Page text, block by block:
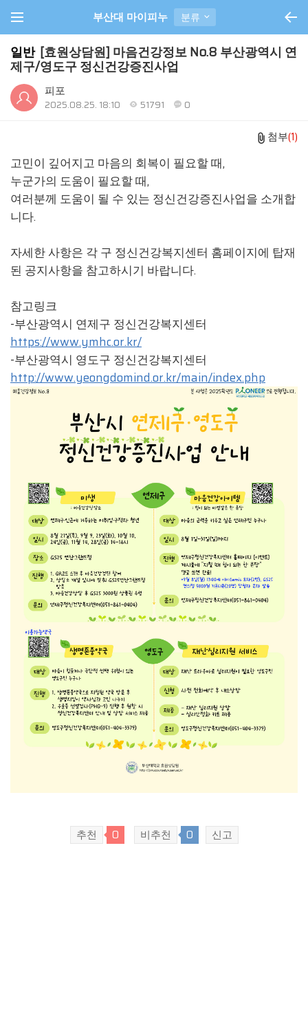
부산대 마이피누 분류
일반 [효원상담원] 마음건강정보 No.8 부산광역시 연
제구/영도구 정신건강증진사업
피포
2025.08.25. 18:10 51791 0
첨부(1)
고민이 깊어지고 마음의 회복이 필요할 때,
누군가의 도움이 필요할 때,
여러분께 도움이 될 수 있는 정신건강증진사업을 소개합
니다.
자세한 사항은 각 구 정신건강복지센터 홈페이지에 탑재
된 공지사항을 참고하시기 바랍니다.
참고링크
-부산광역시 연제구 정신건강복지센터
https://www.ymhc.or.kr/
-부산광역시 영도구 정신건강복지센터
http://www.yeongdomind.or.kr/main/index.php
추천 0 비추천 0 신고